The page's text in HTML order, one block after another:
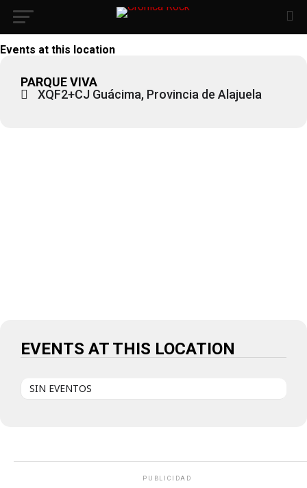
Events at this location
PARQUE VIVA
XQF2+CJ Guácima, Provincia de Alajuela
EVENTS AT THIS LOCATION
SIN EVENTOS
PUBLICIDAD